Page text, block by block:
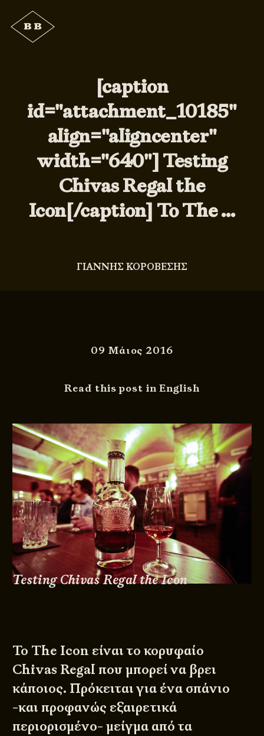
[caption
id="attachment_10185"
align="aligncenter"
width="640"] Testing
Chivas Regal the
Icon[/caption] Το The …
ΓΙΑΝΝΗΣ ΚΟΡΟΒΕΣΗΣ
09 Μάιος 2016
Read this post in English
Testing Chivas Regal the Icon
Το The Icon είναι το κορυφαίο
Chivas Regal που μπορεί να βρει
κάποιος. Πρόκειται για ένα σπάνιο
-και προφανώς εξαιρετικά
περιορισμένο- μείγμα από τα